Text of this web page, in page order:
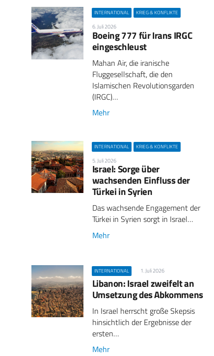
INTERNATIONAL KRIEG & KONFLIKTE
6. Juli 2026
Boeing 777 für Irans IRGC
eingeschleust
Mahan Air, die iranische
Fluggesellschaft, die den
Islamischen Revolutionsgarden
(IRGC)…
Mehr
INTERNATIONAL KRIEG & KONFLIKTE
5. Juli 2026
Israel: Sorge über
wachsenden Einfluss der
Türkei in Syrien
Das wachsende Engagement der
Türkei in Syrien sorgt in Israel…
Mehr
INTERNATIONAL 1. Juli 2026
Libanon: Israel zweifelt an
Umsetzung des Abkommens
In Israel herrscht große Skepsis
hinsichtlich der Ergebnisse der
ersten…
Mehr